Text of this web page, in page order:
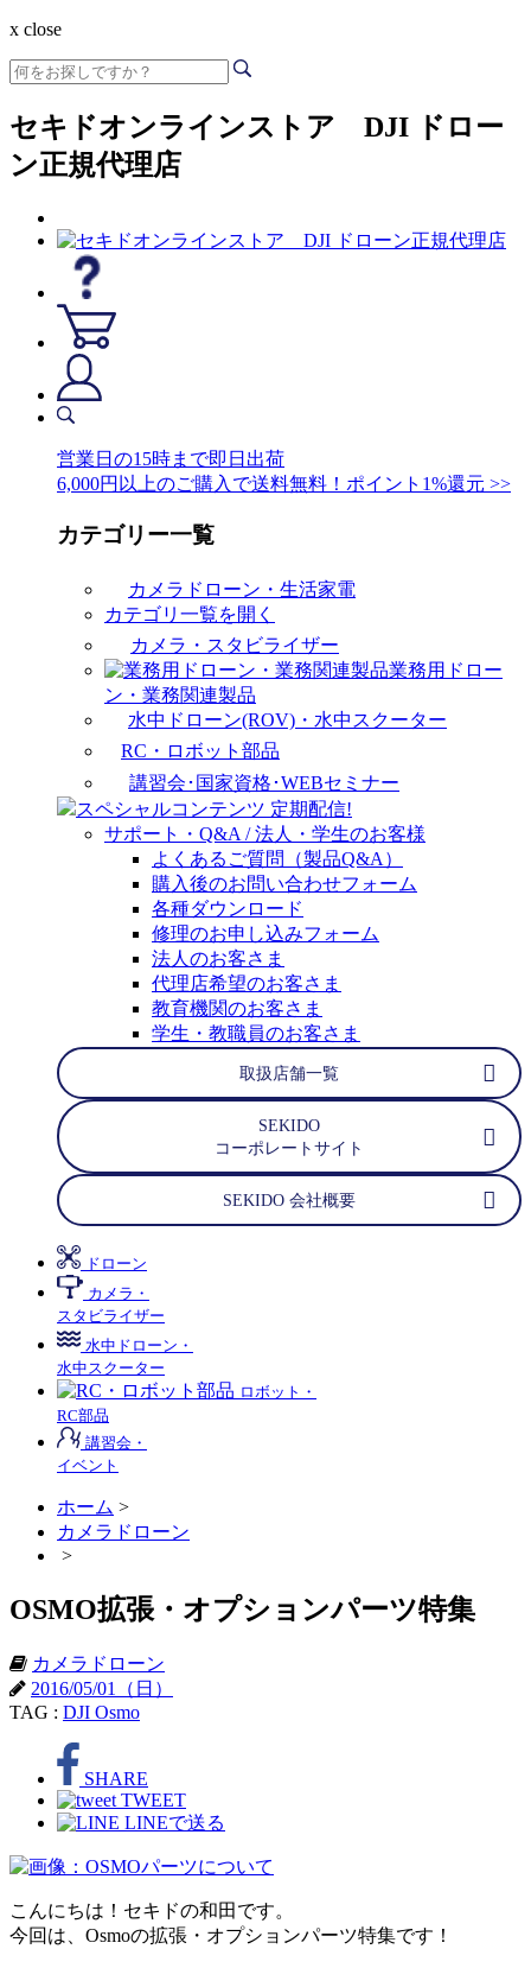
x close
セキドオンラインストア DJI ドロー
ン正規代理店
営業日の15時まで即日出荷
6,000円以上のご購入で送料無料！ポイント1%還元 >>
カテゴリー一覧
カメラドローン・生活家電
カテゴリ一覧を開く
カメラ・スタビライザー
業務用ドロー
ン・業務関連製品
水中ドローン(ROV)・水中スクーター
RC・ロボット部品
講習会･国家資格･WEBセミナー
スペシャルコンテンツ 定期配信!
サポート・Q&A / 法人・学生のお客様
よくあるご質問（製品Q&A）
購入後のお問い合わせフォーム
各種ダウンロード
修理のお申し込みフォーム
法人のお客さま
代理店希望のお客さま
教育機関のお客さま
学生・教職員のお客さま
取扱店舗一覧
SEKIDO
コーポレートサイト
SEKIDO 会社概要
ドローン
カメラ・
スタビライザー
水中ドローン・
水中スクーター
ロボット・
RC部品
講習会・
イベント
ホーム >
カメラドローン
>
OSMO拡張・オプションパーツ特集
カメラドローン
2016/05/01（日）
TAG : DJI Osmo
SHARE
TWEET
LINEで送る
こんにちは！セキドの和田です。
今回は、Osmoの拡張・オプションパーツ特集です！